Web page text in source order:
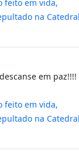
feito em vida,
na
em paz!!!!
feito em vida,
na